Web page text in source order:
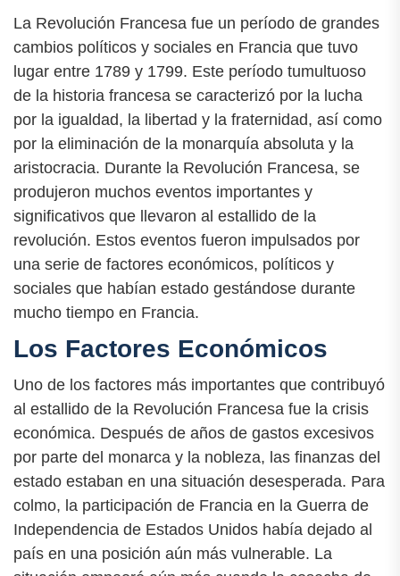
La Revolución Francesa fue un período de grandes
cambios políticos y sociales en Francia que tuvo
lugar entre 1789 y 1799. Este período tumultuoso
de la historia francesa se caracterizó por la lucha
por la igualdad, la libertad y la fraternidad, así como
por la eliminación de la monarquía absoluta y la
aristocracia. Durante la Revolución Francesa, se
produjeron muchos eventos importantes y
significativos que llevaron al estallido de la
revolución. Estos eventos fueron impulsados por
una serie de factores económicos, políticos y
sociales que habían estado gestándose durante
mucho tiempo en Francia.
Los Factores Económicos
Uno de los factores más importantes que contribuyó
al estallido de la Revolución Francesa fue la crisis
económica. Después de años de gastos excesivos
por parte del monarca y la nobleza, las finanzas del
estado estaban en una situación desesperada. Para
colmo, la participación de Francia en la Guerra de
Independencia de Estados Unidos había dejado al
país en una posición aún más vulnerable. La